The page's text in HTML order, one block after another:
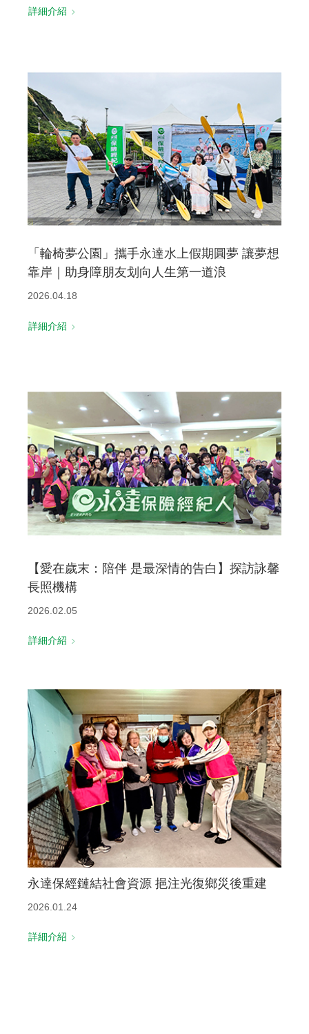
詳細介紹
「輪椅夢公園」攜手永達水上假期圓夢 讓夢想
靠岸｜助身障朋友划向人生第一道浪
2026.04.18
詳細介紹
【愛在歲末：陪伴 是最深情的告白】探訪詠馨
長照機構
2026.02.05
詳細介紹
永達保經鏈結社會資源 挹注光復鄉災後重建
2026.01.24
詳細介紹